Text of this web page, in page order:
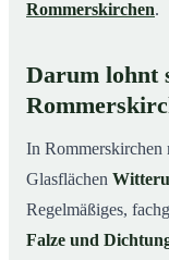
Rommerskirchen.
Darum lohnt
In Rommerskirchen
Glasflächen
Regelmäßiges,
Falze und